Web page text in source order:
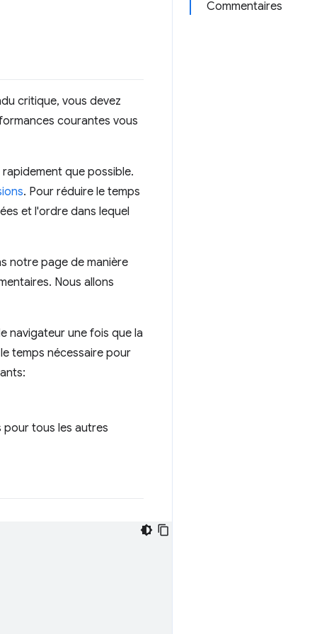
Commentaires
critique, vous devez
courantes vous
que possible.
. Pour réduire le temps
et l'ordre dans lequel
notre page de manière
Nous allons
navigateur une fois que la
temps nécessaire pour
pour tous les autres